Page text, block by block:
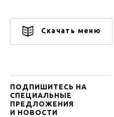
Скачать меню
ПОДПИШИТЕСЬ НА
СПЕЦИАЛЬНЫЕ
ПРЕДЛОЖЕНИЯ
И НОВОСТИ